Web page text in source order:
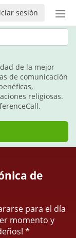
de
sesión
de la mejor
de comunicación
religiosas.
de
para el día
momento y
*